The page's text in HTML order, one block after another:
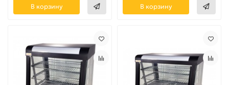
В корзину В корзину